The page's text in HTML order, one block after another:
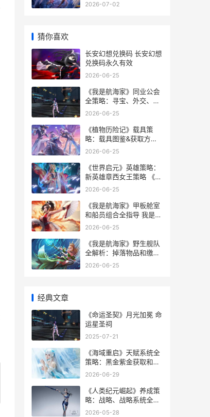
2026-07-02
猜你喜欢
长安幻想兑换码 长安幻想
兑换码永久有效
2026-06-25
《我是航海家》同业公会
全策略：寻宝、外交、通
缉一键掌握 我是航海家贴
2026-06-25
《植物历险记》载具策
略：载具图鉴&获取方式
详细解答 植物王国历险记
2026-06-25
《世界启元》英雄策略：
新英雄章西女王策略 《世
界启元》英文翻译
2026-06-25
《我是航海家》甲板舱室
和船员组合全指导 我是航
海家攻略
2026-06-25
《我是航海家》野生舰队
全解析：掉落物品和缴获
船只指导 我是航海家游戏
2026-06-25
经典文章
《命运圣契》月光加冕 命
运星圣祠
2025-07-21
《海域重启》天赋系统全
策略：黑金紫金获取和防
御塔科技详细解答 海域重
2026-06-29
《人类纪元崛起》养成策
略：战略、战略系统全解
析 人类纪元游戏
2026-05-28